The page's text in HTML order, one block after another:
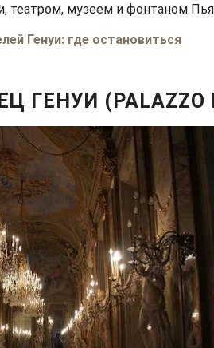
театром, музеем и фонтаном
Генуи: где остановиться
ГЕНУИ (PALAZZO